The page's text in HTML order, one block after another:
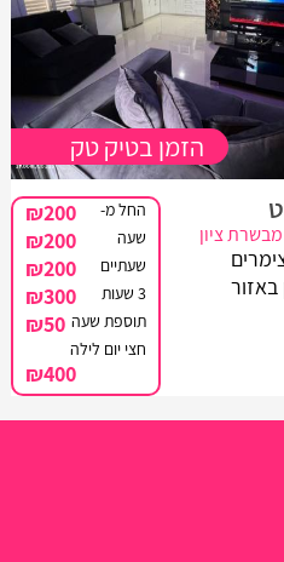
מדהימה!
החל מ- ₪200
שעה ₪200
שעתיים ₪200
3 שעות ₪300
תוספת שעה ₪50
חצי יום לילה
₪400
הזמן בטיק טק